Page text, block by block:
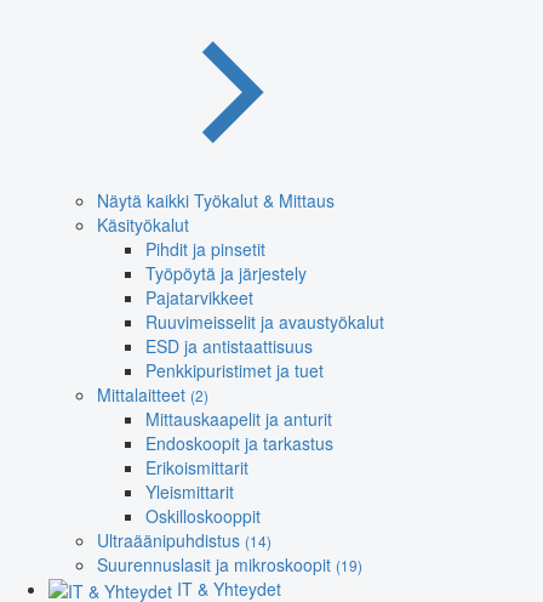
Näytä kaikki Työkalut & Mittaus
Käsityökalut
Pihdit ja pinsetit
Työpöytä ja järjestely
Pajatarvikkeet
Ruuvimeisselit ja avaustyökalut
ESD ja antistaattisuus
Penkkipuristimet ja tuet
Mittalaitteet (2)
Mittauskaapelit ja anturit
Endoskoopit ja tarkastus
Erikoismittarit
Yleismittarit
Oskilloskooppit
Ultraäänipuhdistus (14)
Suurennuslasit ja mikroskoopit (19)
IT & Yhteydet